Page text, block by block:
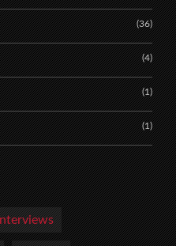
(36)
(4)
(1)
(1)